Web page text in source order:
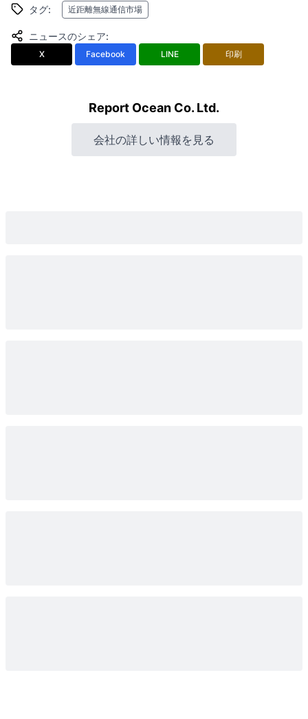
タグ: 近距離無線通信市場
ニュースのシェア:
X Facebook LINE 印刷
Report Ocean Co. Ltd.
会社の詳しい情報を見る